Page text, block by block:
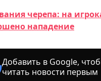
черепа: на
нападение
Добавить в Google,
читать новости первым